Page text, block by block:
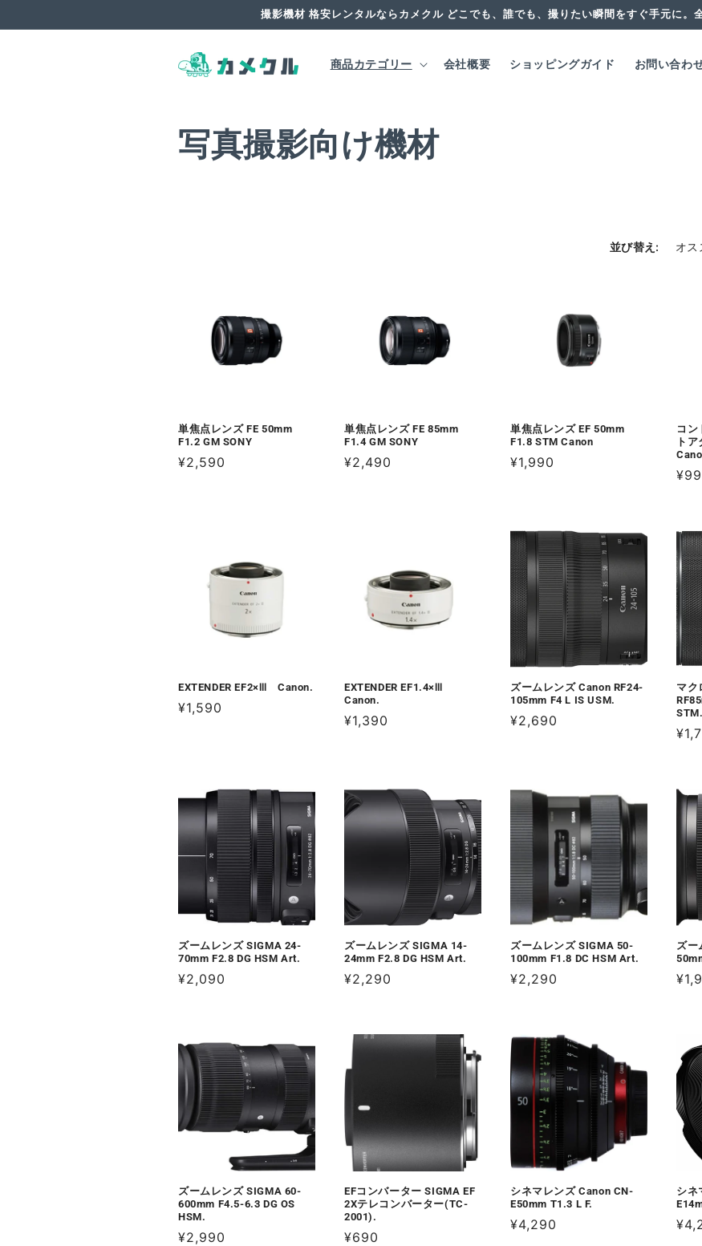
進む
撮影機材 格安レンタルならカメクル どこでも、誰でも、撮りたい瞬間をすぐ手元に。
商品カテゴリー 会社概要 ショッピングガイド お問い合わ
写真撮影向け機材
並び替え:
単焦点レンズ FE 50mm
F1.2 GM SONY
通
¥2,590
単焦点レンズ FE 85mm
F1.4 GM SONY
通
¥2,490
単焦点レンズ EF 50mm
F1.8 STM Canon
通
¥1,990
コン
ト
通
格
EXTENDER EF2×Ⅲ Canon.
通
¥1,590
EXTENDER EF1.4×Ⅲ
Canon.
通
¥1,390
ズームレンズ Canon RF24-
105mm F4 L IS USM.
通
¥2,690
マク
STM.
通
格
ズームレンズ SIGMA 24-
70mm F2.8 DG HSM Art.
通
¥2,090
ズームレンズ SIGMA 14-
24mm F2.8 DG HSM Art.
通
格
¥2,290
ズームレンズ SIGMA 50-
100mm F1.8 DC HSM Art.
通
格
¥2,290
ズー
通
ズームレンズ SIGMA 60-
600mm F4.5-6.3 DG OS
HSM.
通
¥2,990
EFコンバーター SIGMA EF
2Xテレコンバーター(TC-
2001).
通
¥690
シネマレンズ Canon CN-
E50mm T1.3 L F.
通
¥4,290
シネ
通